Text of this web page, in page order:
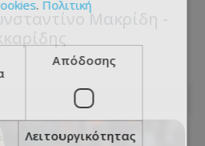
Μακρίδη -
. Πολιτική
Απόδοσης
Λειτουργικότητας